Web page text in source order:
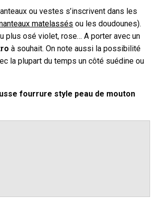
ou vestes s’inscrivent dans les
matelassés ou les doudounes).
plus osé violet, rose… A porter avec un
à souhait. On note aussi la possibilité
la plupart du temps un côté suédine ou
fourrure style peau de mouton